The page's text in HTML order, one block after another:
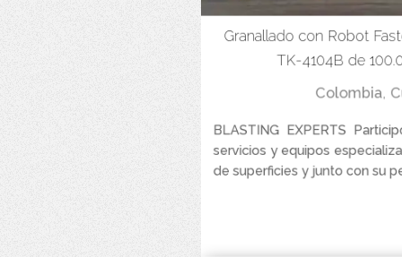
Granallado con Robot
TK-4104B de
Colombia,
BLASTING EXPERTS
servicios y equipos
de superficies y junto con su